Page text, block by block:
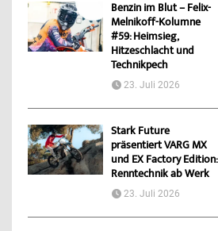
Benzin im Blut – Felix-
Melnikoff-Kolumne
#59: Heimsieg,
Hitzeschlacht und
Technikpech
23. Juli 2026
Stark Future
präsentiert VARG MX
und EX Factory Edition:
Renntechnik ab Werk
23. Juli 2026